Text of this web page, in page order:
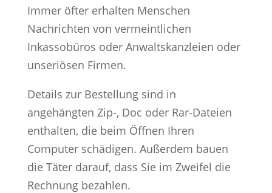
Immer öfter erhalten Menschen
Nachrichten von vermeintlichen
Inkassobüros oder Anwaltskanzleien oder
unseriösen Firmen.
Details zur Bestellung sind in
angehängten Zip-, Doc oder Rar-Dateien
enthalten, die beim Öffnen Ihren
Computer schädigen. Außerdem bauen
die Täter darauf, dass Sie im Zweifel die
Rechnung bezahlen.